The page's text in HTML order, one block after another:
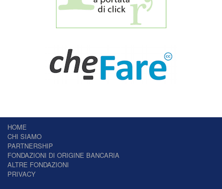
HOME
CHI SIAMO
PARTNERSHIP
FONDAZIONI DI ORIGINE BANCARIA
ALTRE FONDAZIONI
PRIVACY